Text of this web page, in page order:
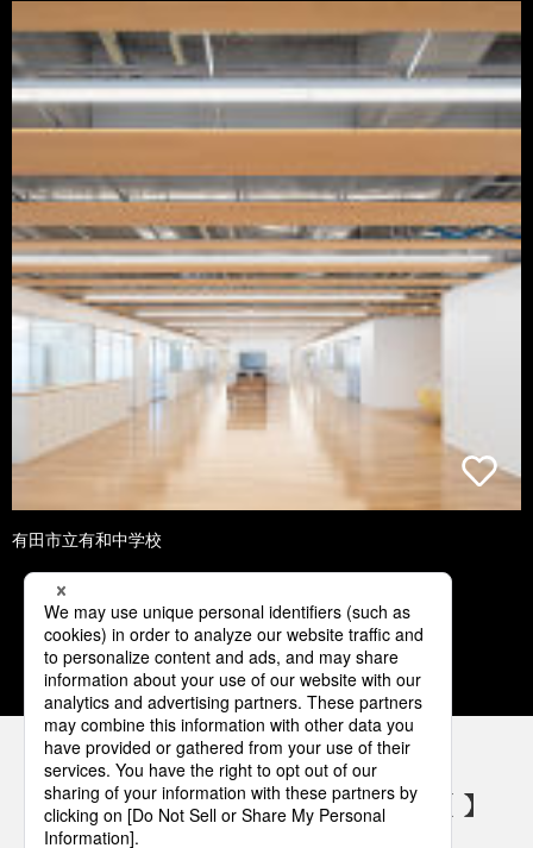
有田市立有和中学校
1 2 3 4 5
パナソニックの電気設備 SNSアカウント